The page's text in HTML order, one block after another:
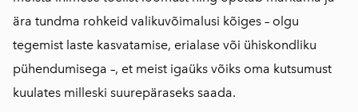
ära tundma rohkeid valikuvõimalusi kõiges – olgu
tegemist laste kasvatamise, erialase või ühiskondliku
pühendumisega –, et meist igaüks võiks oma kutsumust
kuulates milleski suurepäraseks saada.